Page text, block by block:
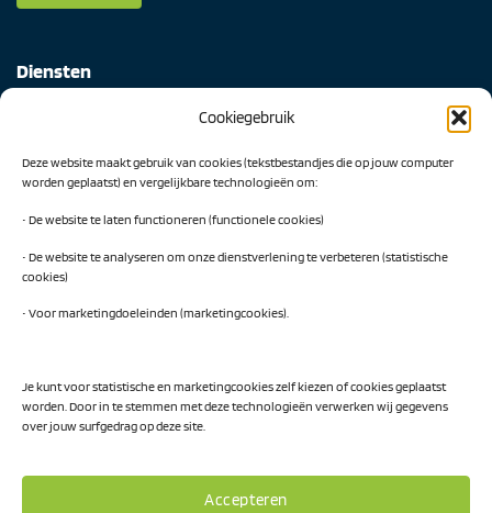
Cookiegebruik
Deze website maakt gebruik van cookies (tekstbestandjes die op jouw computer
worden geplaatst) en vergelijkbare technologieën om:
• De website te laten functioneren (functionele cookies)
• De website te analyseren om onze dienstverlening te verbeteren (statistische
cookies)
• Voor marketingdoeleinden (marketingcookies).
Je kunt voor statistische en marketingcookies zelf kiezen of cookies geplaatst
worden. Door in te stemmen met deze technologieën verwerken wij gegevens
over jouw surfgedrag op deze site.
Accepteren
Diensten
AI Readiness Scan
Traineeship SN Data & AI
Projecten
Niemeyer Campus